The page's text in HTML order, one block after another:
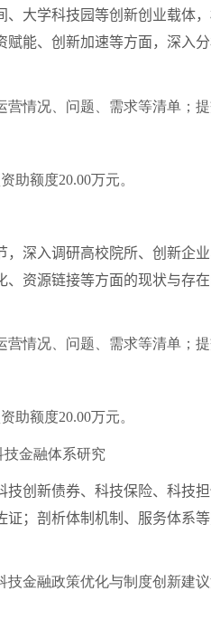
学科技园等创新创业载体
能、创新加速等方面，深入
营情况、问题、需求等清单；
助额度20.00万元。
入调研高校院所、创新企
资源链接等方面的现状与存
营情况、问题、需求等清单；
助额度20.00万元。
技金融体系研究
新债券、科技保险、科技
；剖析体制机制、服务体系
技金融政策优化与制度创新建